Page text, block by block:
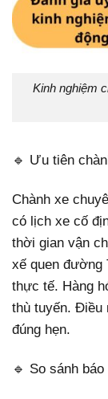
Kinh nghiệm
🔹 Ưu tiên
Chành xe
có lịch xe cố
thời gian vận
xế quen đường
thực tế. Hàng
thù tuyến. Điều
đúng hẹn.
🔹 So sánh